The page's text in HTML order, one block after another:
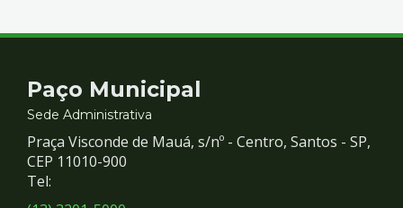
Contato
e
Redes
Paço Municipal
Sede Administrativa
Praça Visconde de Mauá, s/nº - Centro, Santos - SP,
CEP 11010-900
Tel: